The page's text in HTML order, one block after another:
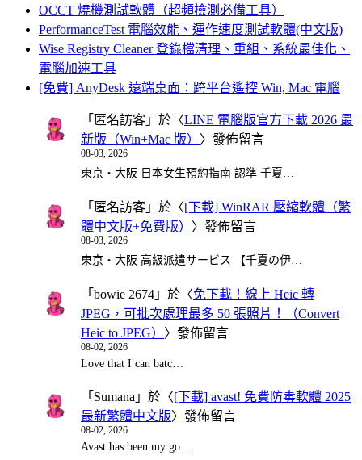
OCCT 燒機測試軟體（超頻檢測必備工具）
PerformanceTest 電腦效能、運作速度測試軟體(中文版)
Wise Registry Cleaner 登錄檔清理、重組、系統最佳化、
電腦加速工具
[免費] AnyDesk 遠端桌面：跨平台遙控 Win, Mac 電腦
「 匿名訪客 」於〈LINE 電腦版官方下載 2026 最
新版（Win+Mac 版） 〉發佈留言
08-03, 2026
東京・大阪 日本女生預約指南 認準 千夏…
「 匿名訪客 」於〈[下載] WinRAR 壓縮軟體（繁
體中文版+免費版） 〉發佈留言
08-03, 2026
東京・大阪 高級派遣サービス 【千夏の伊…
「 bowie 2674 」於〈免下載！線上 Heic 轉
JPEG，可批次處理最多 50 張照片！（Convert
Heic to JPEG） 〉發佈留言
08-02, 2026
Love that I can batc…
「 Sumana 」於〈[下載] avast! 免費防毒軟體 2025
最新繁體中文版〉發佈留言
08-02, 2026
Avast has been my go…